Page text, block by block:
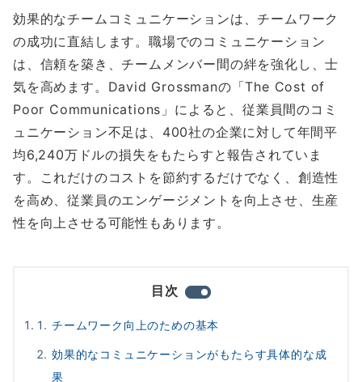
効果的なチームコミュニケーションは、チームワーク
の成功に直結します。職場でのコミュニケーション
は、信頼を築き、チームメンバー間の絆を強化し、士
気を高めます。David Grossmanの「The Cost of
Poor Communications」によると、従業員間のコミ
ュニケーション不足は、400社の企業に対して年間平
均6,240万ドルの損失をもたらすと報告されていま
す。これだけのコストを節約するだけでなく、創造性
を高め、従業員のエンゲージメントを向上させ、生産
性を向上させる可能性もあります。
目次
チームワーク向上のための基本
効果的なコミュニケーションがもたらす具体的な成
果